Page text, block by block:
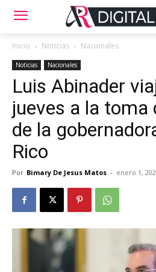
Inicio Noticias Nacionales
Noticias Nacionales
Luis Abinader
jueves a la toma
de la
Rico
Por Bimary De Jesus Matos - enero 1,